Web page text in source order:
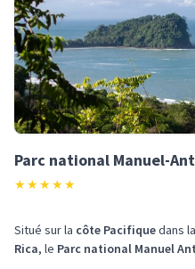
Parc national Manuel-
★★★★★
Situé sur la côte Pacifiquedans
Rica, le Parc national Manuel